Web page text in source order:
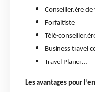
Conseiller.ère
Forfaitiste
Télé-
Business travel
Travel Planer…
Les avantages pour